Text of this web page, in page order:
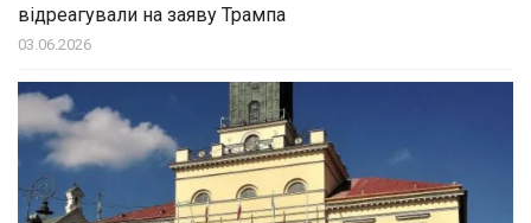
відреагували на заяву Трампа
03.06.2026